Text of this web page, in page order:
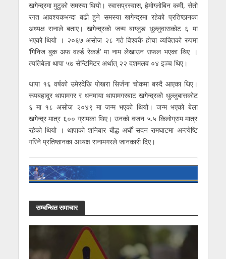
खगेन्द्रमा मुटुको समस्या थियो। स्वासप्रस्वास, हेमोग्लोबिन कमी, सेतो
रगत आवश्यकभन्दा बढी हुने समस्या खगेन्द्रमा रहेको प्रतिष्ठानका
अध्यक्ष रानाले बताए। खगेन्द्रको जन्म बाग्लुङ धुल्लुवासकोट ६ मा
भएको थियो । २०६७ असोज २८ गते विश्वकै होचा व्यक्तिको रुपमा
‘गिनिज बुक अफ वर्ल्ड रेकर्ड’ मा नाम लेखाउन सफल भएका थिए ।
त्यतिबेला थापा ५७ सेन्टिमिटर अर्थात् २२ दशमलव ०४ इञ्च थिए।
थापा १६ वर्षको उमेरदेखि पोखरा सिर्जना चोकमा बस्दै आएका थिए।
रूपबहादुर थापामगर र धनमाया थापामगरबाट खगेन्द्रको धुल्लुबासकोट
६ मा १८ असोज २०४९ मा जन्म भएको थियो। जन्म भएको बेला
खगेन्द्र मात्र ६०० ग्रामका थिए। उनको वजन ५.५ किलोग्राम मात्र
रहेको थियो । थापाको शनिबार बौद्ध अर्घौं सदन रामघाटमा अन्त्येष्टि
गरिने प्रतिष्ठानका अध्यक्ष रानामगरले जानकारी दिए।
सम्बन्धित समाचार